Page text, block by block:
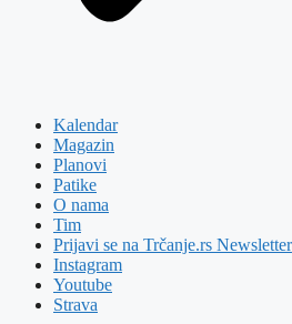
Kalendar
Magazin
Planovi
Patike
O nama
Tim
Prijavi se na Trčanje.rs Newsletter
Instagram
Youtube
Strava